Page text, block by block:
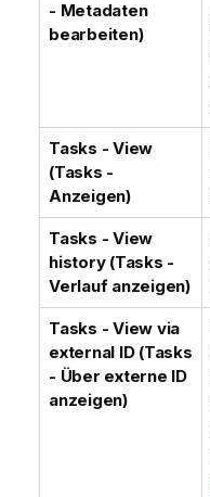
- Metadaten
bearbeiten)
Tasks - View
(Tasks -
Anzeigen)
Tasks - View
history (Tasks -
Verlauf anzeigen)
Tasks - View via
external ID (Tasks
- Über externe ID
anzeigen)